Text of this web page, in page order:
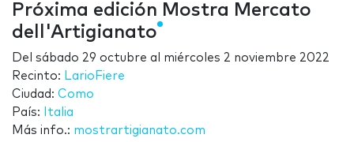
Próxima edición Mostra Mercato
dell'Artigianato
Del sábado 29 octubre al miércoles 2 noviembre 2022
Recinto: LarioFiere
Ciudad: Como
País:
Italia
Más info.: mostrartigianato.com